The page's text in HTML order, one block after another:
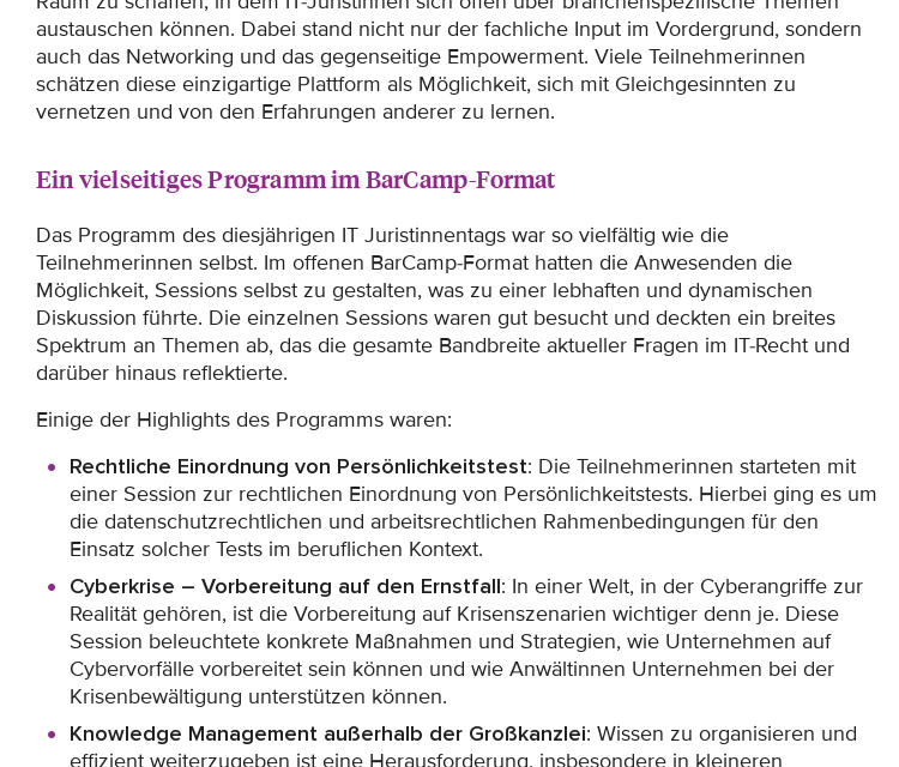
austauschen können. Dabei stand nicht nur der fachliche Input im Vordergrund, sondern
auch das Networking und das gegenseitige Empowerment. Viele Teilnehmerinnen
schätzen diese einzigartige Plattform als Möglichkeit, sich mit Gleichgesinnten zu
vernetzen und von den Erfahrungen anderer zu lernen.
Ein vielseitiges Programm im BarCamp-Format
Das Programm des diesjährigen IT Juristinnentags war so vielfältig wie die
Teilnehmerinnen selbst. Im offenen BarCamp-Format hatten die Anwesenden die
Möglichkeit, Sessions selbst zu gestalten, was zu einer lebhaften und dynamischen
Diskussion führte. Die einzelnen Sessions waren gut besucht und deckten ein breites
Spektrum an Themen ab, das die gesamte Bandbreite aktueller Fragen im IT-Recht und
darüber hinaus reflektierte.
Einige der Highlights des Programms waren:
Rechtliche Einordnung von Persönlichkeitstest: Die Teilnehmerinnen starteten mit
einer Session zur rechtlichen Einordnung von Persönlichkeitstests. Hierbei ging es um
die datenschutzrechtlichen und arbeitsrechtlichen Rahmenbedingungen für den
Einsatz solcher Tests im beruflichen Kontext.
Cyberkrise – Vorbereitung auf den Ernstfall: In einer Welt, in der Cyberangriffe zur
Realität gehören, ist die Vorbereitung auf Krisenszenarien wichtiger denn je. Diese
Session beleuchtete konkrete Maßnahmen und Strategien, wie Unternehmen auf
Cybervorfälle vorbereitet sein können und wie Anwältinnen Unternehmen bei der
Krisenbewältigung unterstützen können.
Knowledge Management außerhalb der Großkanzlei: Wissen zu organisieren und
effizient weiterzugeben ist eine Herausforderung, insbesondere in kleineren